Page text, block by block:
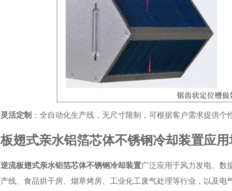
灵活定制 ：全自动化生产线，无尺寸限制，可根据客户需求提供个
板翅式亲水铝箔芯体不锈钢冷却装置应用
逆流板翅式亲水铝箔芯体不锈钢冷却装置广泛应用于风力发电、数
产线、食品烘干房、烟草烤房、工业化工废气处理等行业，以及